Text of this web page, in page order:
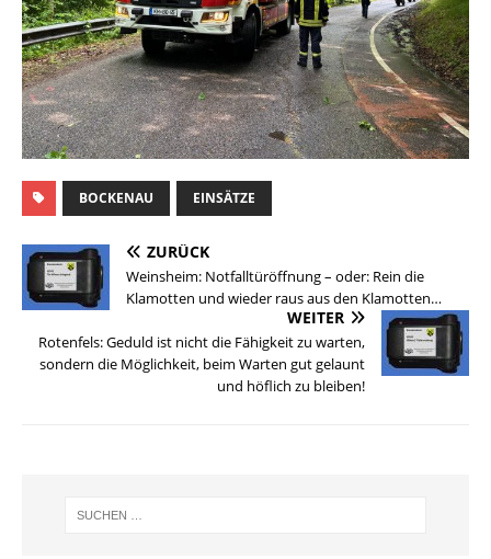
BOCKENAU EINSÄTZE
ZURÜCK
Weinsheim: Notfalltüröffnung – oder: Rein die
Klamotten und wieder raus aus den Klamotten…
WEITER
Rotenfels: Geduld ist nicht die Fähigkeit zu warten,
sondern die Möglichkeit, beim Warten gut gelaunt
und höflich zu bleiben!